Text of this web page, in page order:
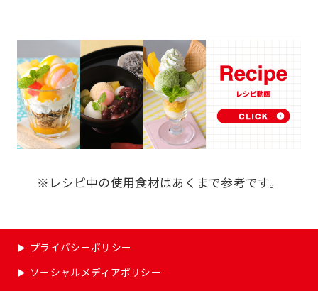
※レシピ中の使用食材はあくまで参考です。
プライバシーポリシー
ソーシャルメディアポリシー